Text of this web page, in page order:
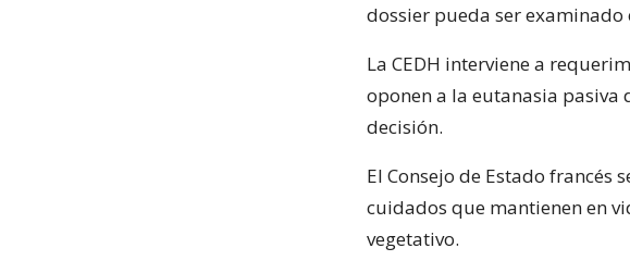
dossier pueda ser examinado
La CEDH interviene a
oponen a la eutanasia pasiva
decisión.
El Consejo de Estado
cuidados que mantienen en
vegetativo.